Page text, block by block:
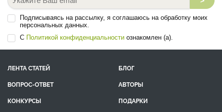
Подписываясь на рассылку, я соглашаюсь на обработку моих
персональных данных.
С Политикой конфиденциальности ознакомлен (а).
ЛЕНТА СТАТЕЙ
БЛОГ
ВОПРОС-ОТВЕТ
АВТОРЫ
КОНКУРСЫ
ПОДАРКИ